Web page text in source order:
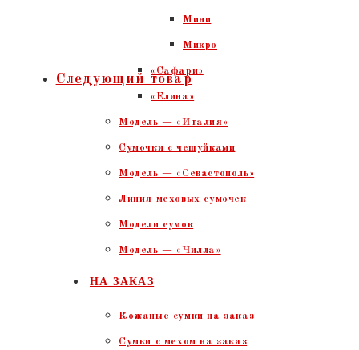
Мини
Микро
«Сафари»
«Елина»
Модель — «Италия»
Сумочки с чешуйками
Модель — «Севастополь»
Линия меховых сумочек
Модели сумок
Модель — «Чилла»
НА ЗАКАЗ
Кожаные сумки на заказ
Сумки с мехом на заказ
Следующий товар